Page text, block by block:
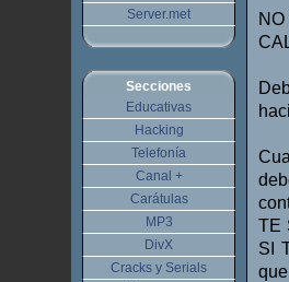
TE
SI
Server.met
Secciones
Educativas
Hacking
Telefonía
Canal +
Carátulas
MP3
DivX
Cracks y Serials